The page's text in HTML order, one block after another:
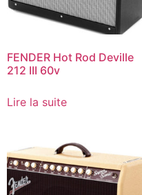
FENDER Hot Rod Deville
212 III 60v
Lire la suite